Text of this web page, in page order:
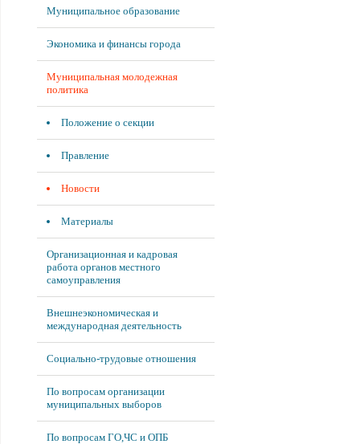
Муниципальное образование
Экономика и финансы города
Муниципальная молодежная
политика
Положение о секции
Правление
Новости
Материалы
Организационная и кадровая
работа органов местного
самоуправления
Внешнеэкономическая и
международная деятельность
Социально-трудовые отношения
По вопросам организации
муниципальных выборов
По вопросам ГО,ЧС и ОПБ